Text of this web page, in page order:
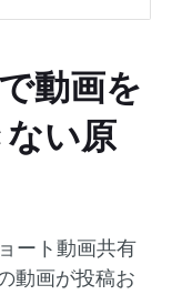
動画を
い原
ート動画共有
動画が投稿お